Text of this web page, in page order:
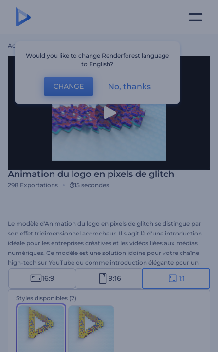
Accueil
Animation du logo en pixels de glitch
298 Exportations 15 secondes
Le modèle d'Animation du logo en pixels de glitch se distingue par
son effet tridimensionnel accrocheur. Il s'agit là d'une introduction
idéale pour les entreprises créatives et les vidéos liées aux médias
numériques. Ce modèle est une solution idoine pour votre chaîne
high-tech sur YouTube ou comme introduction élégante pour un
film de science-fiction. Téléchargez votre logo, écrivez votre texte
et cliquez sur "Rendre". Essayez dès aujourd'hui !
16:9 9:16 1:1
Styles disponibles (2)
Would you like to change Renderforest language
to English?
CHANGE No, thanks